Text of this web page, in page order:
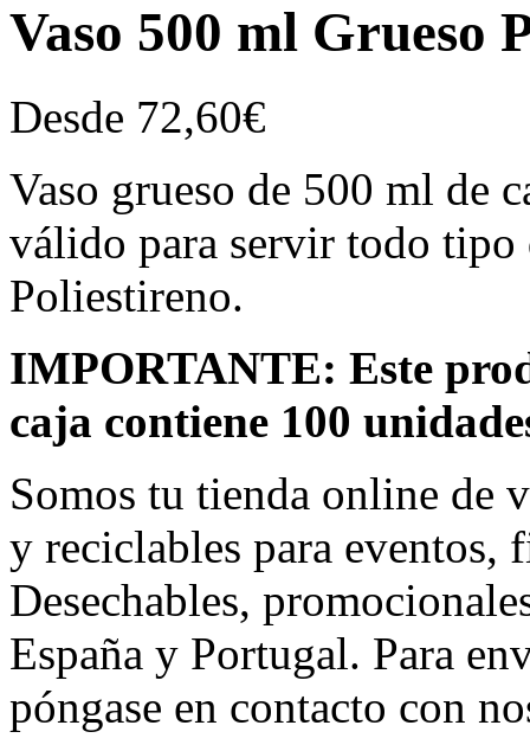
Vaso 500 ml Grueso
Desde 72,60€
Vaso grueso de 500 ml de
válido para servir todo tipo
Poliestireno.
IMPORTANTE: Este
caja contiene 100
Somos tu tienda online de
y reciclables para eventos,
Desechables,
España y Portugal. Para
póngase en contacto con